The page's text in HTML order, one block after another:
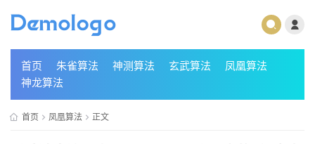
首页 朱雀算法 神测算法 玄武算法
凤凰算法
神龙算法
首页 凤凰算法 正文